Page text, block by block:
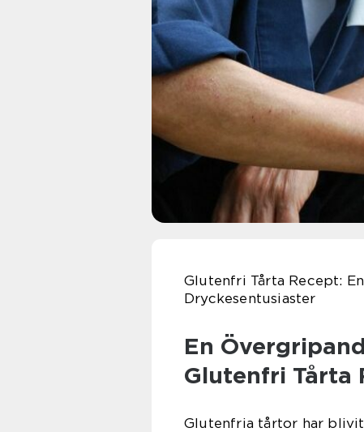
Glutenfri Tårta Recept:
Dryckesentusiaster
En
Glutenfri Tårta
Glutenfria tårtor har